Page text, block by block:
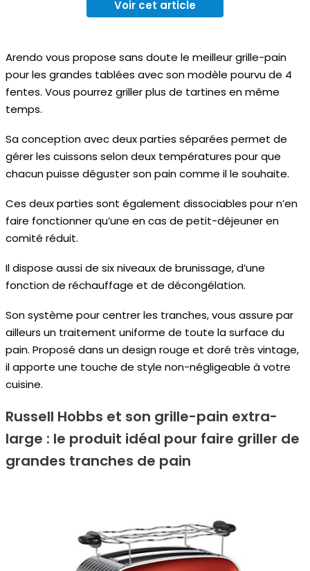
Voir cet article
Arendo vous propose sans doute le meilleur grille-pain
pour les grandes tablées avec son modèle pourvu de 4
fentes. Vous pourrez griller plus de tartines en même
temps.
Sa conception avec deux parties séparées permet de
gérer les cuissons selon deux températures pour que
chacun puisse déguster son pain comme il le souhaite.
Ces deux parties sont également dissociables pour n’en
faire fonctionner qu’une en cas de petit-déjeuner en
comité réduit.
Il dispose aussi de six niveaux de brunissage, d’une
fonction de réchauffage et de décongélation.
Son système pour centrer les tranches, vous assure par
ailleurs un traitement uniforme de toute la surface du
pain. Proposé dans un design rouge et doré très vintage,
il apporte une touche de style non-négligeable à votre
cuisine.
Russell Hobbs et son grille-pain extra-
large : le produit idéal pour faire griller de
grandes tranches de pain